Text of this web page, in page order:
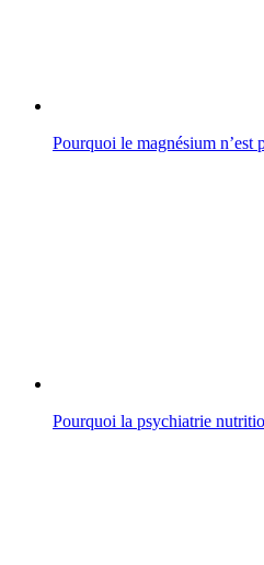
Pourquoi le magnésium n’est
Pourquoi la psychiatrie